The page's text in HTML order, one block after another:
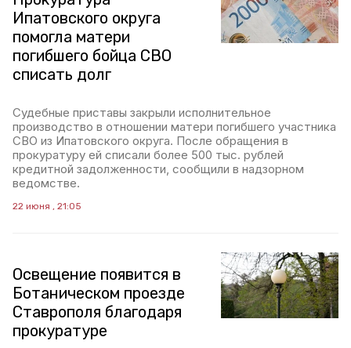
Ипатовского округа
помогла матери
погибшего бойца СВО
списать долг
Судебные приставы закрыли исполнительное
производство в отношении матери погибшего участника
СВО из Ипатовского округа. После обращения в
прокуратуру ей списали более 500 тыс. рублей
кредитной задолженности, сообщили в надзорном
ведомстве.
22 июня , 21:05
Освещение появится в
Ботаническом проезде
Ставрополя благодаря
прокуратуре